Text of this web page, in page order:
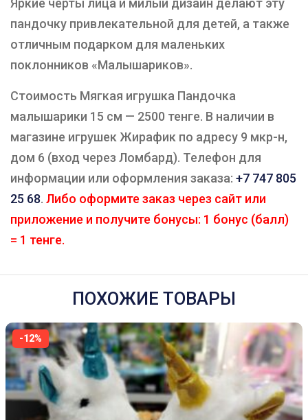
Яркие черты лица и милый дизайн делают эту
пандочку привлекательной для детей, а также
отличным подарком для маленьких
поклонников «Малышариков».
Стоимость Мягкая игрушка Пандочка
малышарики 15 см — 2500 тенге. В наличии в
магазине игрушек Жирафик по адресу 9 мкр-н,
дом 6 (вход через Ломбард). Телефон для
информации или оформления заказа: +7 747 805
25 68. Либо оформите заказ через сайт или
приложение и получите бонусы: 1 бонус (балл)
= 1 тенге.
ПОХОЖИЕ ТОВАРЫ
-12%